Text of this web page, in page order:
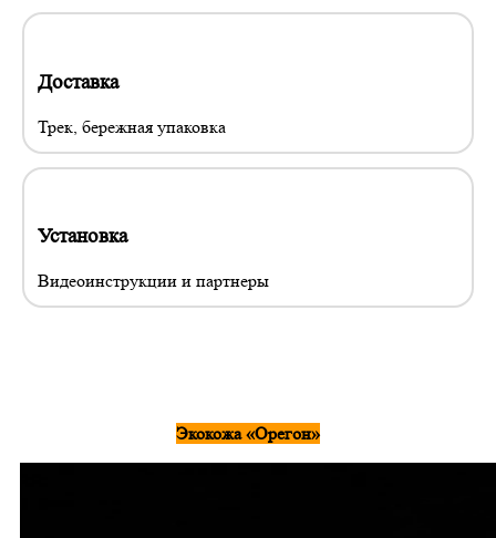
Доставка
Трек, бережная упаковка
Установка
Видеоинструкции и партнеры
Экокожа «Орегон»